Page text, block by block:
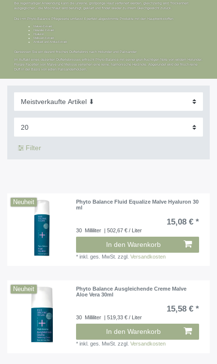
Bei regelmäßiger Anwendung kann die unreine, großporige Haut verfeinert werden, gleichzeitig wird Trockenheit
ausgeglichen - die Mischhaut wird beruhigt, geklärt und findet wieder zu ihrem Gleichgewicht zurück.
Die i+m Phyto-Balance Pflegeserie umfasst 4 perfekt abgestimmte Produkte mit den Hauptwirkstoffen
Malven-Extrakt
Holunder-Extrakt
Hyaluron
Melissen-Extrakt
Arnikaöl und Arnika-Extrakt
Geniessen Sie ein dezent frisches Dufterlebnis nach Holunder und Palisander
Im Auftakt eines dezenten Dufterlebnisses erfrischt Phyto-Balance mit seiner grün-fruchtigen Note von wildem Holunder.
Florale Facetten von Malve und Melisse verleihen eine reine, harmonische Herznote. Abgerundet wird der frisch-reine
Duft in der Basis von edlen Palisanderhölzern.
Filter
Neuheit
Phyto Balance Fluid Equalize Malve Hyaluron 30
ml
15,08 € *
30 Milliliter | 502,67 € / Liter
In den Warenkorb
*inkl. ges. MwSt. zzgl.Versandkosten
Neuheit
Phyto Balance Ausgleichende Creme Malve
Aloe Vera 30ml
15,58 € *
30 Milliliter | 519,33 € / Liter
In den Warenkorb
*inkl. ges. MwSt. zzgl.Versandkosten